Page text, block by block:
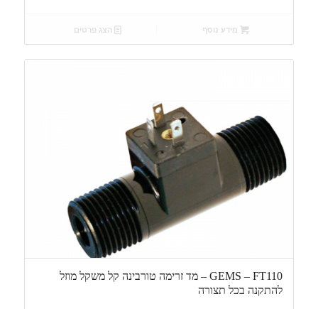
מידע נוסף הצג פרטים
GEMS – FT110 – מד זרימה טורבינה קל משקל מוזל
להתקנה בכל תצורה